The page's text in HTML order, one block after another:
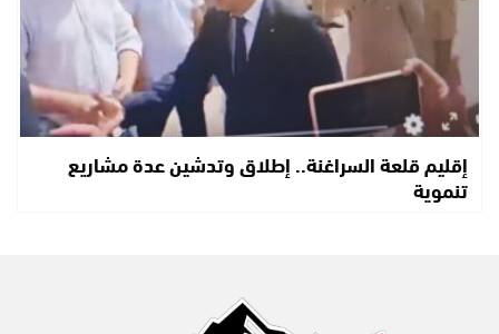
إقليم قلعة السراغنة.. إطلاق وتدشين عدة مشاريع
تنموية